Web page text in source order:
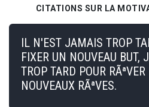
CITATIONS SUR LA
IL N'EST JAMAIS TROP
FIXER UN NOUVEAU BUT,
TROP TARD POUR RÃªVER
NOUVEAUX RÃªVES.